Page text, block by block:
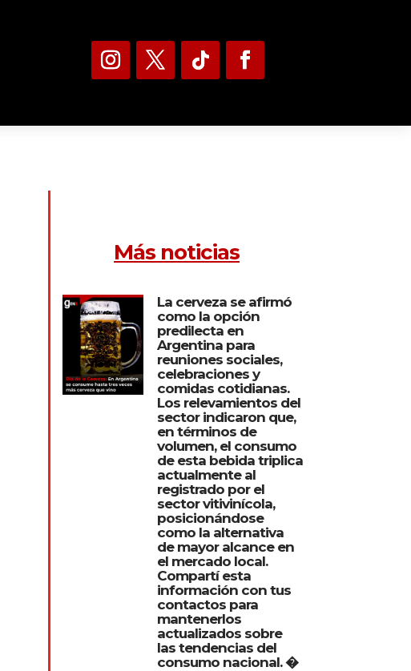
Más noticias
La cerveza se afirmó
como la opción
predilecta en
Argentina para
reuniones sociales,
celebraciones y
comidas cotidianas.
Los relevamientos del
sector indicaron que,
en términos de
volumen, el consumo
de esta bebida triplica
actualmente al
registrado por el
sector vitivinícola,
posicionándose
como la alternativa
de mayor alcance en
el mercado local.
Compartí esta
información con tus
contactos para
mantenerlos
actualizados sobre
las tendencias del
consumo nacional. �